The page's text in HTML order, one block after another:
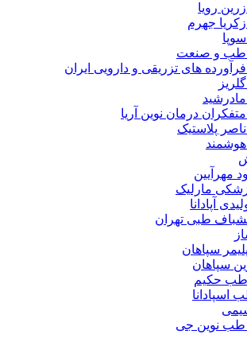
رویا
جهرم
و صنعت
های تزریقی و دارویی ایران
درمان نوین آریا
پلاستیک
مهرآیین
مارلیک
آپادانا
طبی تهران
سپاهان
سپاهان
طب حکیم
اسپادانا
طب نوین جی